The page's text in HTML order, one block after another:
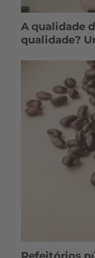
A qualidade
qualidade?